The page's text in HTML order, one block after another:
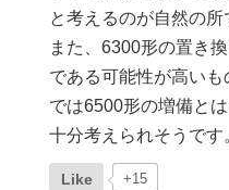
と考えるのが自然の所
また、6300形の置き
である可能性が高い
では6500形の増備と
十分考えられそうです
Like +15